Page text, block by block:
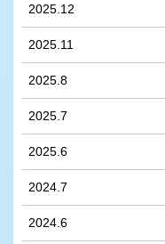
2025.12
2025.11
2025.8
2025.7
2025.6
2024.7
2024.6